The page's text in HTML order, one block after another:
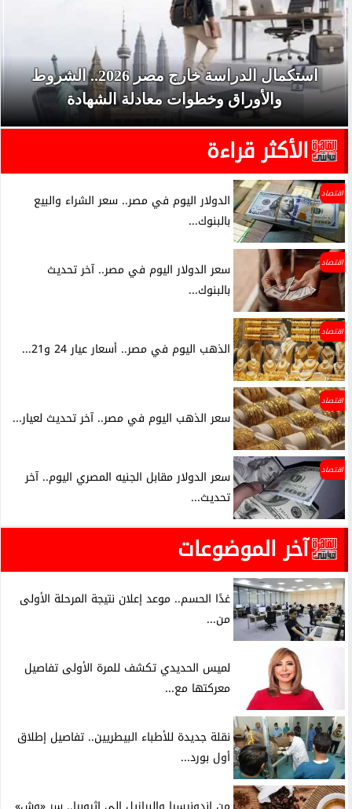
استكمال الدراسة خارج مصر 2026.. الشروط
والأوراق وخطوات معادلة الشهادة
الأكثر قراءة
اقتصاد
الدولار اليوم في مصر.. سعر الشراء والبيع
بالبنوك...
اقتصاد
سعر الدولار اليوم في مصر.. آخر تحديث
بالبنوك...
اقتصاد
الذهب اليوم في مصر.. أسعار عيار 24 و21...
اقتصاد
سعر الذهب اليوم في مصر.. آخر تحديث لعيار...
اقتصاد
سعر الدولار مقابل الجنيه المصري اليوم.. آخر
تحديث...
آخر الموضوعات
غدًا الحسم.. موعد إعلان نتيجة المرحلة الأولى
من...
لميس الحديدي تكشف للمرة الأولى تفاصيل
معركتها مع...
نقلة جديدة للأطباء البيطريين.. تفاصيل إطلاق
أول بورد...